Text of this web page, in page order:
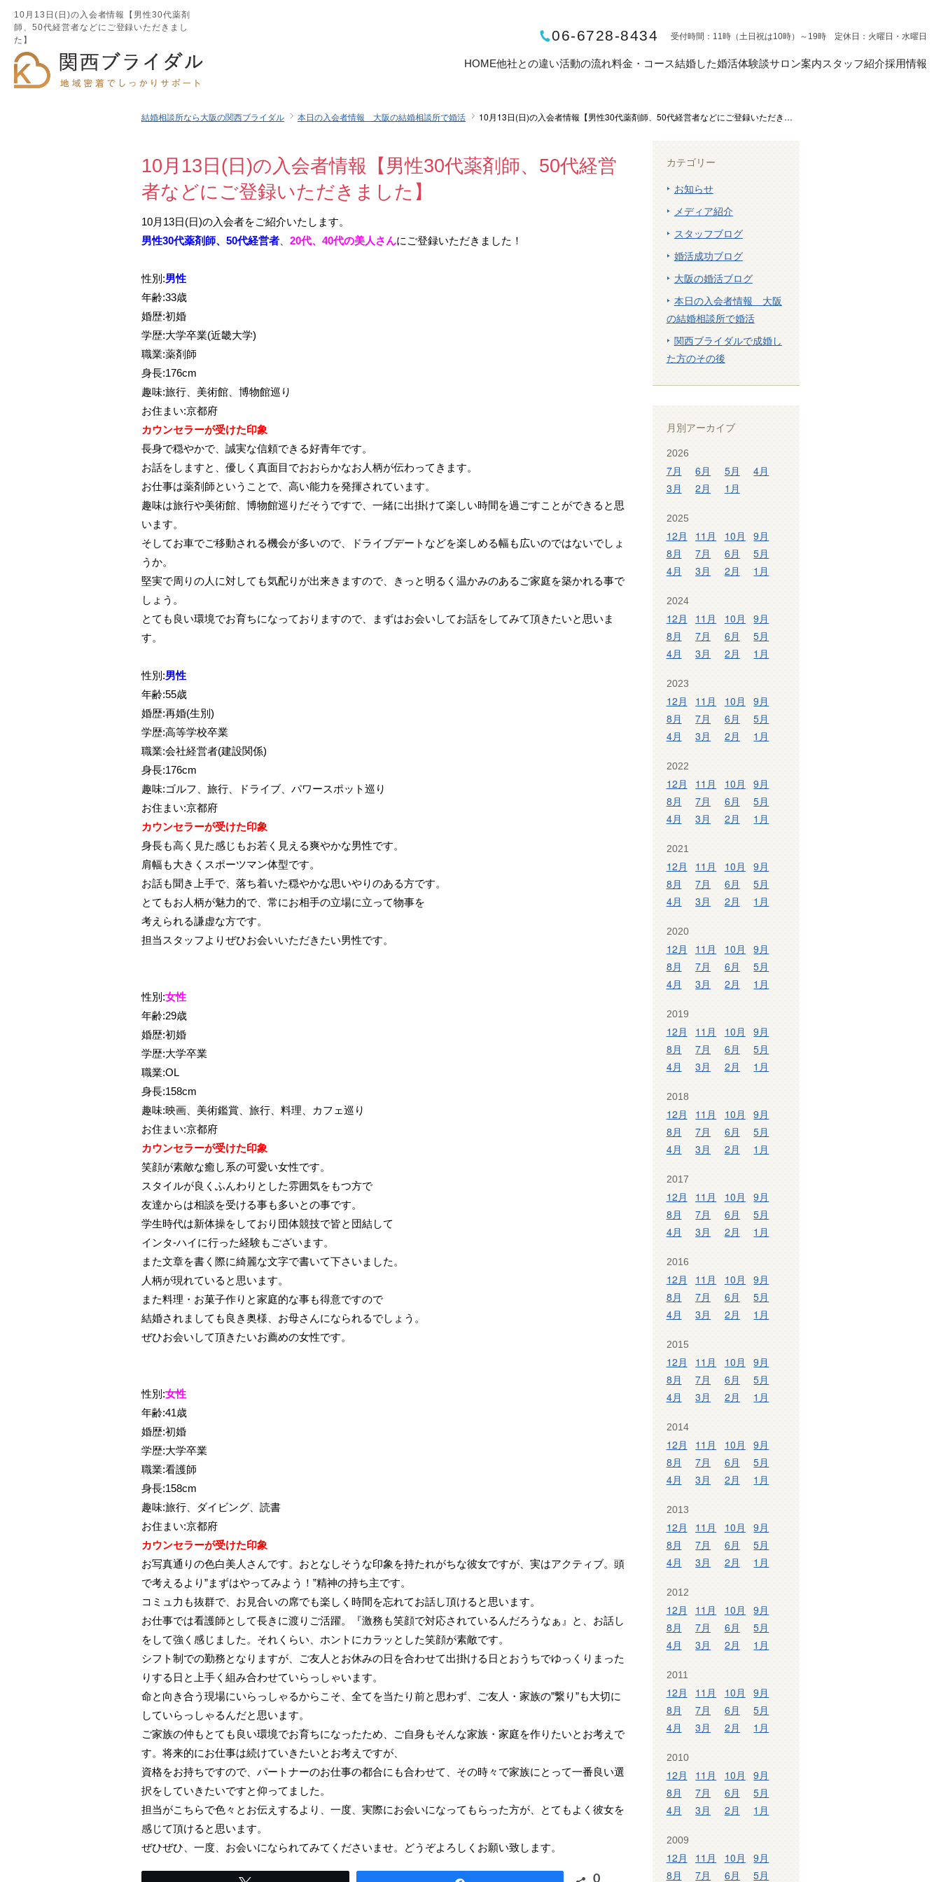
10月13日(日)の入会者情報【男性30代薬剤
師、50代経営者などにご登録いただきまし
た】
06-6728-8434 受付時間：11時（土日祝は10時）～19時 定休日：火曜日・水曜日
HOME他社との違い活動の流れ料金・コース結婚した婚活体験談サロン案内スタッフ紹介採用情報
結婚相談所なら大阪の関西ブライダル 本日の入会者情報 大阪の結婚相談所で婚活 10月13日(日)の入会者情報【男性30代薬剤師、50代経営者などにご登録いただきました】
10月13日(日)の入会者情報【男性30代薬剤師、50代経営
者などにご登録いただきました】
10月13日(日)の入会者をご紹介いたします。
男性30代薬剤師、50代経営者
20代、40代の美人さんにご登録いただきました！
性別:男性
年齢:33歳
婚歴:初婚
学歴:大学卒業(近畿大学)
職業:薬剤師
身長:176cm
趣味:旅行、美術館、博物館巡り
お住まい:京都府
カウンセラーが受けた印象
長身で穏やかで、誠実な信頼できる好青年です。
お話をしますと、優しく真面目でおおらかなお人柄が伝わってきます。
お仕事は薬剤師ということで、高い能力を発揮されています。
趣味は旅行や美術館、博物館巡りだそうですで、一緒に出掛けて楽しい時間を過ごすことができると思
います。
そしてお車でご移動される機会が多いので、ドライブデートなどを楽しめる幅も広いのではないでしょ
うか。
堅実で周りの人に対しても気配りが出来きますので、きっと明るく温かみのあるご家庭を築かれる事で
しょう。
とても良い環境でお育ちになっておりますので、まずはお会いしてお話をしてみて頂きたいと思いま
す。
性別:男性
年齢:55歳
婚歴:再婚(生別)
学歴:高等学校卒業
職業:会社経営者(建設関係)
身長:176cm
趣味:ゴルフ、旅行、ドライブ、パワースポット巡り
お住まい:京都府
カウンセラーが受けた印象
身長も高く見た感じもお若く見える爽やかな男性です。
肩幅も大きくスポーツマン体型です。
お話も聞き上手で、落ち着いた穏やかな思いやりのある方です。
とてもお人柄が魅力的で、常にお相手の立場に立って物事を
考えられる謙虚な方です。
担当スタッフよりぜひお会いいただきたい男性です。
性別:女性
年齢:29歳
婚歴:初婚
学歴:大学卒業
職業:OL
身長:158cm
趣味:映画、美術鑑賞、旅行、料理、カフェ巡り
お住まい:京都府
カウンセラーが受けた印象
笑顔が素敵な癒し系の可愛い女性です。
スタイルが良くふんわりとした雰囲気をもつ方で
友達からは相談を受ける事も多いとの事です。
学生時代は新体操をしており団体競技で皆と団結して
インタ-ハイに行った経験もございます。
また文章を書く際に綺麗な文字で書いて下さいました。
人柄が現れていると思います。
また料理・お菓子作りと家庭的な事も得意ですので
結婚されましても良き奥様、お母さんになられるでしょう。
ぜひお会いして頂きたいお薦めの女性です。
性別:女性
年齢:41歳
婚歴:初婚
学歴:大学卒業
職業:看護師
身長:158cm
趣味:旅行、ダイビング、読書
お住まい:京都府
カウンセラーが受けた印象
お写真通りの色白美人さんです。おとなしそうな印象を持たれがちな彼女ですが、実はアクティブ。頭
で考えるより”まずはやってみよう！”精神の持ち主です。
コミュ力も抜群で、お見合いの席でも楽しく時間を忘れてお話し頂けると思います。
お仕事では看護師として長きに渡りご活躍。『激務も笑顔で対応されているんだろうなぁ』と、お話し
をして強く感じました。それくらい、ホントにカラッとした笑顔が素敵です。
シフト制での勤務となりますが、ご友人とお休みの日を合わせて出掛ける日とおうちでゆっくりまった
りする日と上手く組み合わせていらっしゃいます。
命と向き合う現場にいらっしゃるからこそ、全てを当たり前と思わず、ご友人・家族の”繋り”も大切に
していらっしゃるんだと思います。
ご家族の仲もとても良い環境でお育ちになったため、ご自身もそんな家族・家庭を作りたいとお考えで
す。将来的にお仕事は続けていきたいとお考えですが、
資格をお持ちですので、パートナーのお仕事の都合にも合わせて、その時々で家族にとって一番良い選
択をしていきたいですと仰ってました。
担当がこちらで色々とお伝えするより、一度、実際にお会いになってもらった方が、とてもよく彼女を
感じて頂けると思います。
ぜひぜひ、一度、お会いになられてみてくださいませ。どうぞよろしくお願い致します。
0
カテゴリー
お知らせ
メディア紹介
スタッフブログ
婚活成功ブログ
大阪の婚活ブログ
本日の入会者情報 大阪
の結婚相談所で婚活
関西ブライダルで成婚し
た方のその後
月別アーカイブ
2026
7月 6月 5月
4月
3月
2月 1月
2025
12月 11月 10月
9月
8月
7月 6月
5月
4月
3月 2月 1月
2024
12月 11月 10月
9月
8月
7月 6月
5月
4月
3月 2月 1月
2023
12月 11月 10月
9月
8月
7月 6月
5月
4月
3月 2月 1月
2022
12月 11月 10月
9月
8月
7月 6月
5月
4月
3月 2月 1月
2021
12月 11月 10月
9月
8月
7月 6月
5月
4月
3月 2月 1月
2020
12月 11月 10月
9月
8月
7月 6月
5月
4月
3月 2月 1月
2019
12月 11月 10月
9月
8月
7月 6月
5月
4月
3月 2月 1月
2018
12月 11月 10月
9月
8月
7月 6月
5月
4月
3月 2月 1月
2017
12月 11月 10月
9月
8月
7月 6月
5月
4月
3月 2月 1月
2016
12月 11月 10月
9月
8月
7月 6月
5月
4月
3月 2月 1月
2015
12月 11月 10月
9月
8月
7月 6月
5月
4月
3月 2月 1月
2014
12月 11月 10月
9月
8月
7月 6月
5月
4月
3月 2月 1月
2013
12月 11月 10月
9月
8月
7月 6月
5月
4月
3月 2月 1月
2012
12月 11月 10月
9月
8月
7月 6月
5月
4月
3月 2月 1月
2011
12月 11月 10月
9月
8月
7月 6月
5月
4月
3月 2月 1月
2010
12月 11月 10月
9月
8月
7月 6月
5月
4月
3月 2月 1月
2009
12月 11月 10月
9月
8月
7月 6月
5月